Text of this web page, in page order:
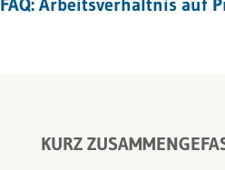
FAQ: Arbeitsverhältnis auf
KURZ